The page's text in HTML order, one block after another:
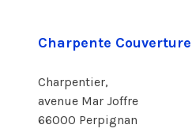
Charpente
Charpentier,
avenue Mar Joffre
66000 Perpignan